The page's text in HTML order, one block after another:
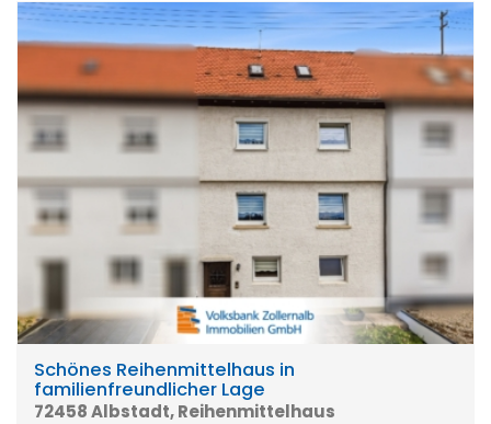
Schönes Reihenmittelhaus in
familienfreundlicher Lage
72458 Albstadt, Reihenmittelhaus